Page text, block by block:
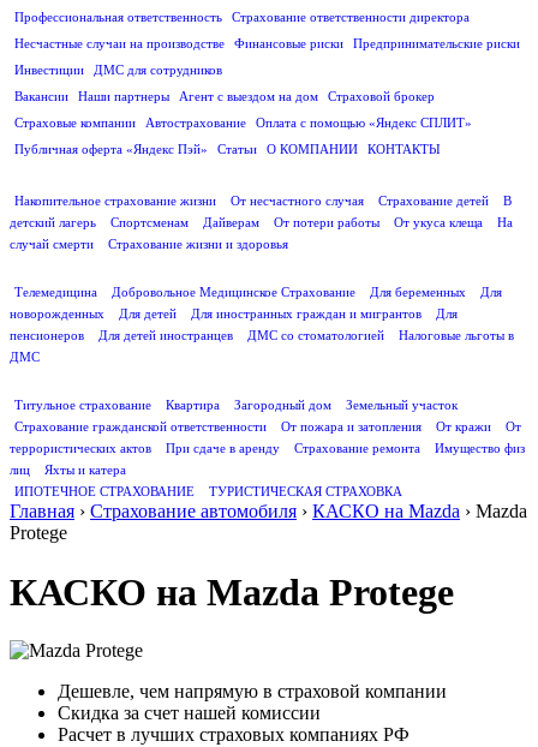
Профессиональная ответственность
Страхование ответственности директора
Несчастные случаи на производстве
Финансовые риски
Предпринимательские риски
Инвестиции
ДМС для сотрудников
Вакансии
Наши партнеры Агент с выездом на дом
Страховой брокер
Страховые компании
Автострахование
Оплата с помощью «Яндекс СПЛИТ»
Публичная оферта «Яндекс Пэй»
Статьи О КОМПАНИИ
КОНТАКТЫ
Накопительное страхование жизни
От несчастного случая Страхование детей
В
детский лагерь
Спортсменам Дайверам От потери работы От укуса клеща
На
случай смерти
Страхование жизни и здоровья
Телемедицина
Добровольное Медицинское Страхование Для беременных
Для
новорожденных
Для детей Для иностранных граждан и мигрантов
Для
пенсионеров
Для детей иностранцев ДМС со стоматологией
Налоговые льготы в
ДМС
Титульное страхование
Квартира Загородный дом
Земельный участок
Страхование гражданской ответственности
От пожара и затопления От кражи
От
террористических актов
При сдаче в аренду Страхование ремонта
Имущество физ
лиц
Яхты и катера
ИПОТЕЧНОЕ СТРАХОВАНИЕ
ТУРИСТИЧЕСКАЯ СТРАХОВКА
Главная › Страхование автомобиля › КАСКО на Mazda › Mazda
Protege
КАСКО на Mazda Protege
Дешевле, чем напрямую в страховой компании
Скидка за счет нашей комиссии
Расчет в лучших страховых компаниях РФ